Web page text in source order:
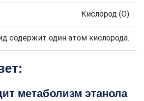
Кислород (О)
содержит один атом кислорода.
метаболизм этанола